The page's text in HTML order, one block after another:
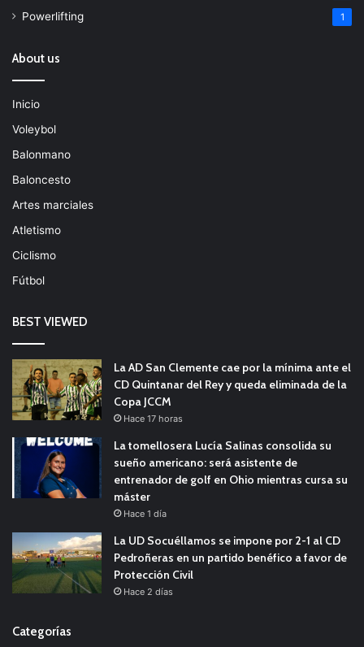
Powerlifting 1
About us
Inicio
Voleybol
Balonmano
Baloncesto
Artes marciales
Atletismo
Ciclismo
Fútbol
BEST VIEWED
La AD San Clemente cae por la mínima ante el
CD Quintanar del Rey y queda eliminada de la
Copa JCCM
Hace 17 horas
La tomellosera Lucía Salinas consolida su
sueño americano: será asistente de
entrenador de golf en Ohio mientras cursa su
máster
Hace 1 día
La UD Socuéllamos se impone por 2-1 al CD
Pedroñeras en un partido benéfico a favor de
Protección Civil
Hace 2 días
Categorías